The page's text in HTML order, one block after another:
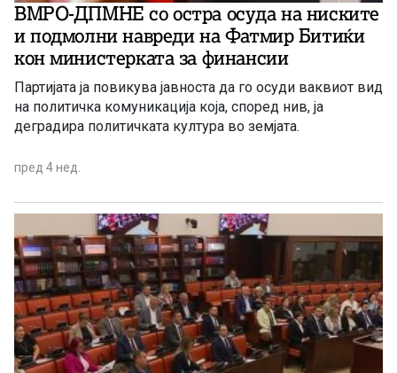
ВМРО-ДПМНЕ со остра осуда на ниските
и подмолни навреди на Фатмир Битиќи
кон министерката за финансии
Партијата ја повикува јавноста да го осуди ваквиот вид
на политичка комуникација која, според нив, ја
деградира политичката култура во земјата.
пред 4 нед.